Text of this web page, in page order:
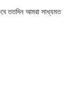
ততদিন আমরা সাধ্যমত